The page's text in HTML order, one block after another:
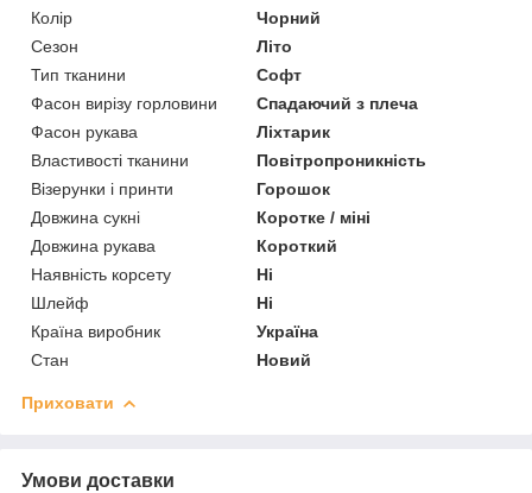
Колір
Чорний
Сезон
Літо
Тип тканини
Софт
Фасон вирізу горловини
Спадаючий з плеча
Фасон рукава
Ліхтарик
Властивості тканини
Повітропроникність
Візерунки і принти
Горошок
Довжина сукні
Коротке / міні
Довжина рукава
Короткий
Наявність корсету
Ні
Шлейф
Ні
Країна виробник
Україна
Стан
Новий
Приховати
Умови доставки